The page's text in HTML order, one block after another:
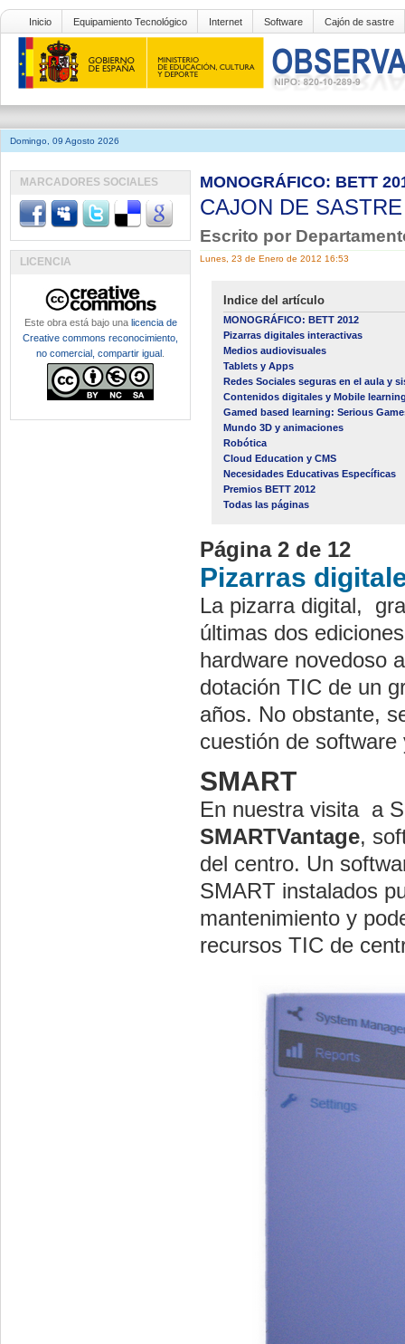
Inicio Equipamiento Tecnológico Internet Software Cajón de sastre
Domingo, 09 Agosto 2026
MONOGRÁFICO: BETT
CAJON DE
Escrito por
Lunes, 23 de Enero de 2012 16:53
Indice del artículo
MONOGRÁFICO: BETT 2012
Pizarras digitales interactivas
Medios audiovisuales
Tablets y Apps
Redes Sociales seguras en el aula y
Contenidos digitales y Mobile
Gamed based learning: Serious
Mundo 3D y animaciones
Robótica
Cloud Education y CMS
Necesidades Educativas Específicas
Premios BETT 2012
Todas las páginas
Página 2 de 12
Pizarras
La pizarra digital,
últimas dos
hardware novedoso
dotación TIC de un
años. No obstante,
cuestión de
SMART
En nuestra visita a
SMARTVantage,
del centro. Un
SMART instalados
mantenimiento y
recursos TIC de
MARCADORES SOCIALES
LICENCIA
Este obra está bajo una licencia de
Creative commons reconocimiento,
no comercial, compartir igual